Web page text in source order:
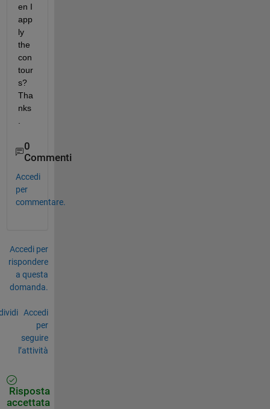
en I
app
ly
the
con
tour
s?
Tha
nks
0
Commenti
Accedi
per
commentare.
Accedi per
rispondere
a questa
domanda.
Accedi
per
seguire
l’attività
Risposta
accettata